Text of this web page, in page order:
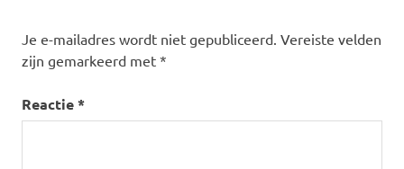
Je e-mailadres wordt niet gepubliceerd. Vereiste velden
zijn gemarkeerd met *
Reactie*